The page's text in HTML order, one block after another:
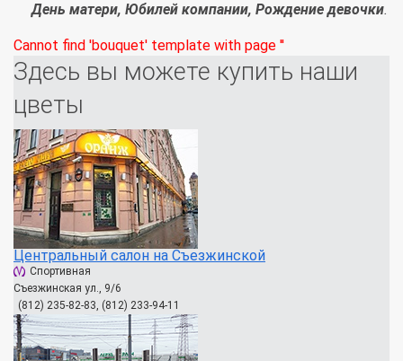
День матери, Юбилей компании, Рождение девочки.
Cannot find 'bouquet' template with page ''
Здесь вы можете купить наши
цветы
Центральный салон на Съезжинской
Спортивная
Съезжинская ул., 9/6
(812) 235-82-83, (812) 233-94-11